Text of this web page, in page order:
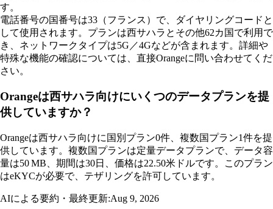
す。
電話番号の国番号は33（フランス）で、ダイヤリングコードと
して使用されます。プランは西サハラとその他62カ国で利用で
き、ネットワークタイプは5G／4Gなどが含まれます。詳細や
特殊な機能の確認については、直接Orangeに問い合わせてくだ
さい。
Orangeは西サハラ向けにいくつのデータプランを提
供していますか？
Orangeは西サハラ向けに国別プラン0件、複数国プラン1件を提
供しています。複数国プランは定量データプランで、データ容
量は50 MB、期間は30日、価格は22.50米ドルです。このプラン
はeKYCが必要で、テザリングを許可しています。
AIによる要約・最終更新:Aug 9, 2026